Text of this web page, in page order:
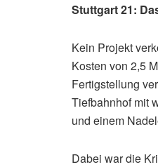
Stuttgart 21:
Kein Projekt
Kosten von 2,5
Fertigstellung
Tiefbahnhof mit
und einem
Dabei war die